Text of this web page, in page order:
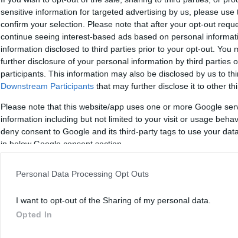
sensitive information for targeted advertising by us, please
confirm your selection. Please note that after your opt-out
continue seeing interest-based ads based on personal
information disclosed to third parties prior to your opt-out. You
further disclosure of your personal information by third parties
participants. This information may also be disclosed by us to
Downstream Participants that may further disclose it to other
Please note that this website/app uses one or more Google
information including but not limited to your visit or usage
deny consent to Google and its third-party tags to use your
in below Google consent section.
Personal Data Processing Opt Outs
I want to opt-out of the Sharing of my personal data.
Opted In